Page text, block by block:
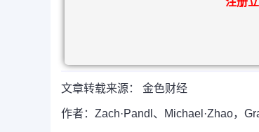
文章转载来源： 金色财经
作者：Zach·Pandl、Michael·Zhao，